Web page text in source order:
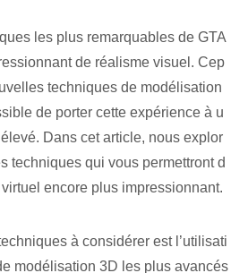
les plus remarquables de GTA
de réalisme visuel. Cep
techniques de modélisation
de porter cette expérience à u
Dans cet article, nous explor
techniques qui vous permettront d
encore plus impressionnant.
à considérer est l’utilisati
modélisation 3D les plus avancés